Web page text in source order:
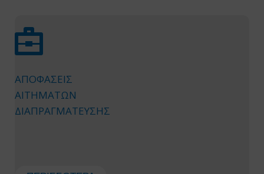
ΑΠΟΦΑΣΕΙΣ
ΑΙΤΗΜΑΤΩΝ
ΔΙΑΠΡΑΓΜΑΤΕΥΣΗΣ